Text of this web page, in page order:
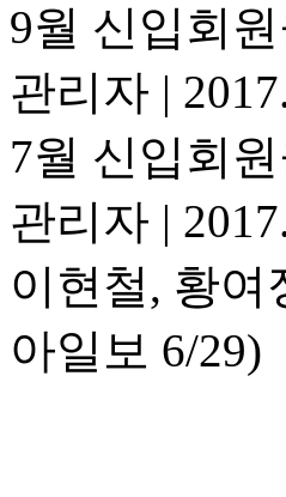
9월 신입회
관리자 |
7월 신입회
관리자 |
이현철, 황여
아일보 6/29)